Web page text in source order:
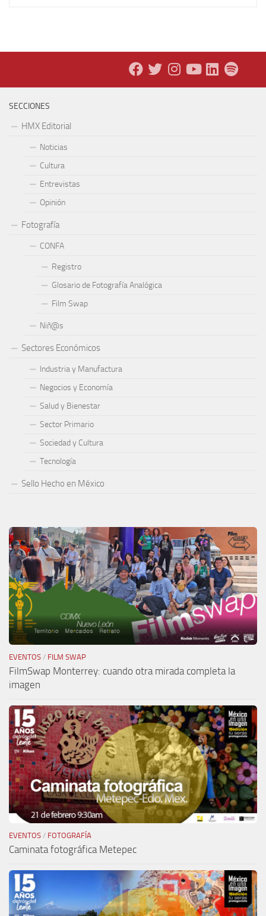
SECCIONES
HMX Editorial
Noticias
Cultura
Entrevistas
Opinión
Fotografía
CONFA
Registro
Glosario de Fotografía Analógica
Film Swap
Niñ@s
Sectores Económicos
Industria y Manufactura
Negocios y Economía
Salud y Bienestar
Sector Primario
Sociedad y Cultura
Tecnología
Sello Hecho en México
EVENTOS / FILM SWAP
FilmSwap Monterrey: cuando otra mirada completa la
imagen
EVENTOS / FOTOGRAFÍA
Caminata fotográfica Metepec